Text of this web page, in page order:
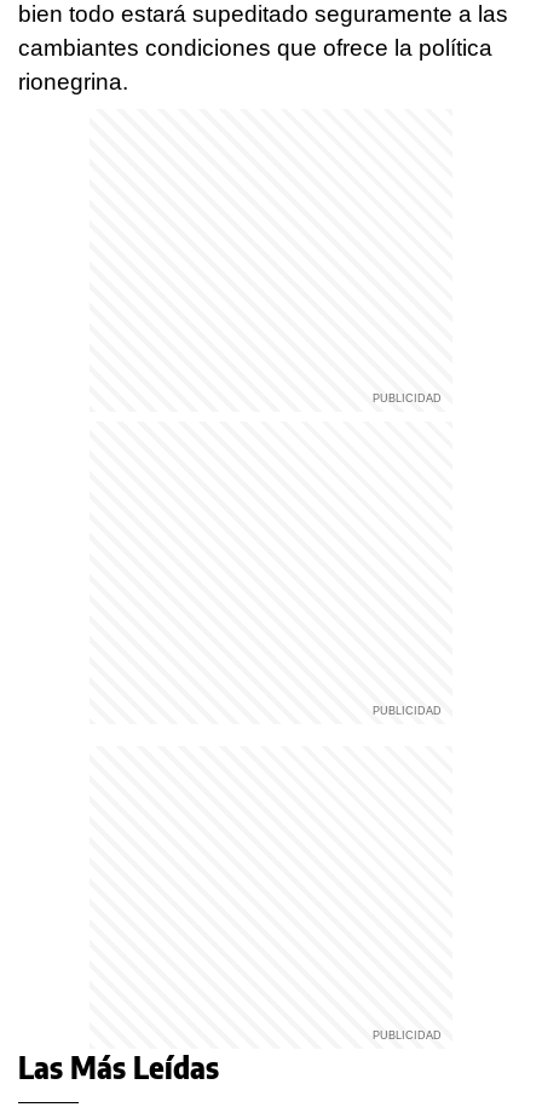
bien todo estará supeditado seguramente a las
cambiantes condiciones que ofrece la política
rionegrina.
Las Más Leídas